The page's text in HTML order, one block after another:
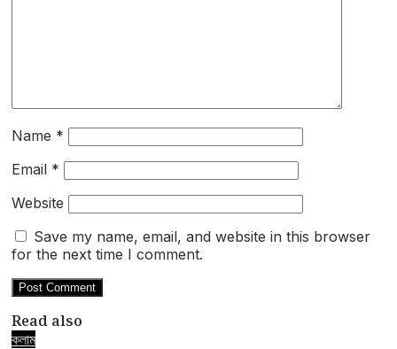
Name *
Email *
Website
Save my name, email, and website in this browser
for the next time I comment.
Read also
কলাম